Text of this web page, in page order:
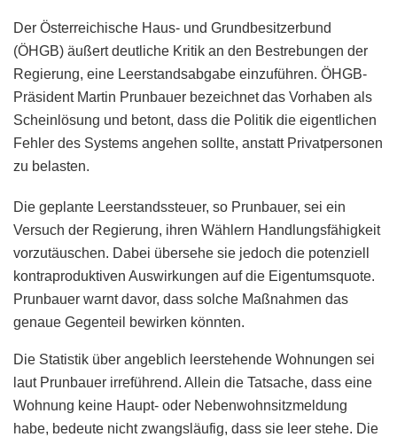
Der Österreichische Haus- und Grundbesitzerbund
(ÖHGB) äußert deutliche Kritik an den Bestrebungen der
Regierung, eine Leerstandsabgabe einzuführen. ÖHGB-
Präsident Martin Prunbauer bezeichnet das Vorhaben als
Scheinlösung und betont, dass die Politik die eigentlichen
Fehler des Systems angehen sollte, anstatt Privatpersonen
zu belasten.
Die geplante Leerstandssteuer, so Prunbauer, sei ein
Versuch der Regierung, ihren Wählern Handlungsfähigkeit
vorzutäuschen. Dabei übersehe sie jedoch die potenziell
kontraproduktiven Auswirkungen auf die Eigentumsquote.
Prunbauer warnt davor, dass solche Maßnahmen das
genaue Gegenteil bewirken könnten.
Die Statistik über angeblich leerstehende Wohnungen sei
laut Prunbauer irreführend. Allein die Tatsache, dass eine
Wohnung keine Haupt- oder Nebenwohnsitzmeldung
habe, bedeute nicht zwangsläufig, dass sie leer stehe. Die